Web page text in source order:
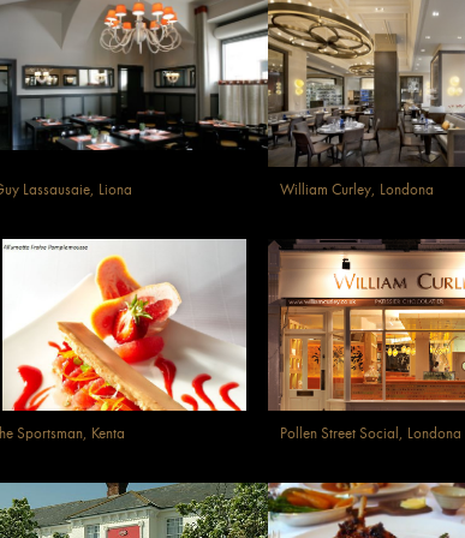
Lassausaie, Liona William Curley, Londona
Sportsman, Kenta Pollen Street Social, Londona